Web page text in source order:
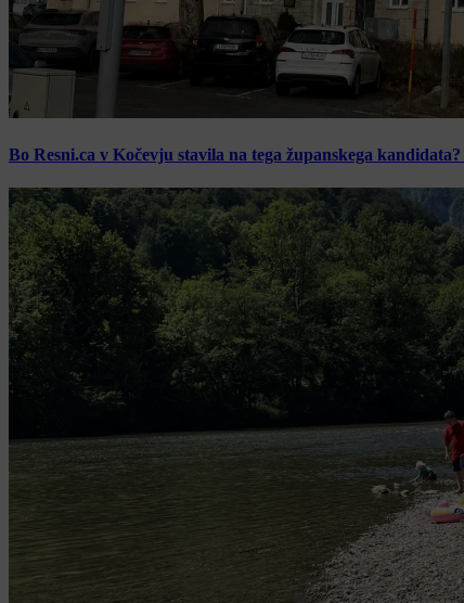
Bo Resni.ca v Kočevju stavila na tega županskega